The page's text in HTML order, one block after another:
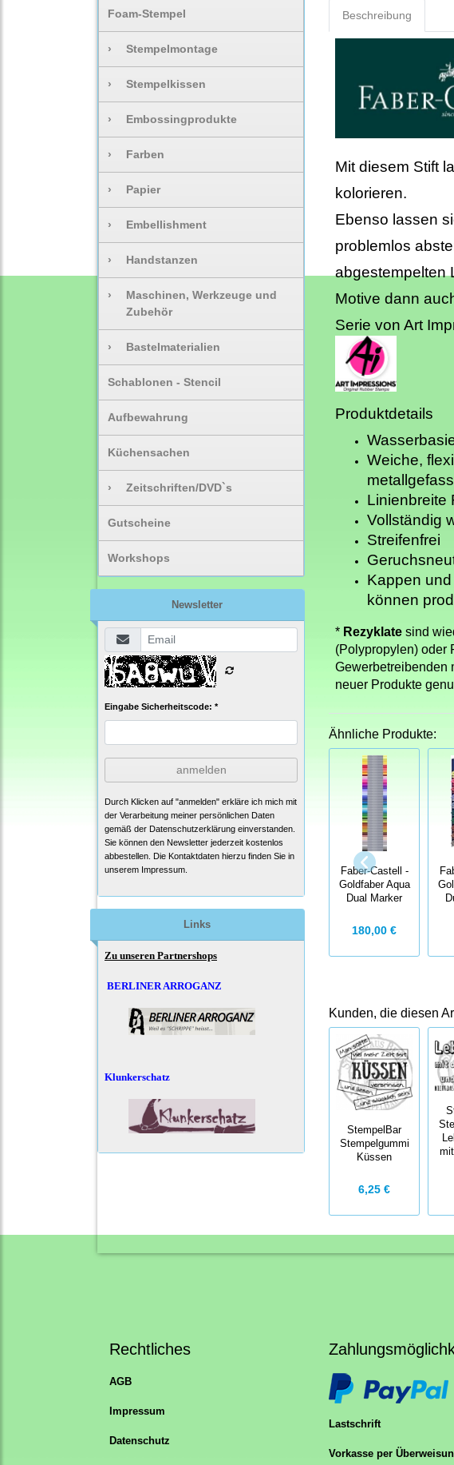
Foam-Stempel
› Stempelmontage
› Stempelkissen
› Embossingprodukte
› Farben
› Papier
› Embellishment
› Handstanzen
›
Maschinen, Werkzeuge und
Zubehör
› Bastelmaterialien
Schablonen - Stencil
Aufbewahrung
Küchensachen
› Zeitschriften/DVD`s
Gutscheine
Workshops
Newsletter
Eingabe Sicherheitscode: *
anmelden
Durch Klicken auf "anmelden" erkläre ich mich mit
der Verarbeitung meiner persönlichen Daten
gemäß der Datenschutzerklärung einverstanden.
Sie können den Newsletter jederzeit kostenlos
abbestellen. Die Kontaktdaten hierzu finden Sie in
unserem Impressum.
Links
Zu unseren Partnershops
BERLINER ARROGANZ
Klunkerschatz
Beschreibung
Mit diesem Stift
kolorieren.
Ebenso lassen
problemlos
abgestempelten
Motive dann
Serie von Art
Produktdetails
Weiche,
Linienbreite
Vollständig
Streifenfrei
Kappen
können
* Rezyklate sind
(Polypropylen) oder
Gewerbetreibenden
neuer Produkte
Ähnliche Produkte:
Faber-Castell -
Goldfaber Aqua
Dual Marker
180,00 €
Kunden, die diesen
StempelBar
Stempelgummi
Küssen
6,25 €
Rechtliches
AGB
Impressum
Datenschutz
Lastschrift
Vorkasse per